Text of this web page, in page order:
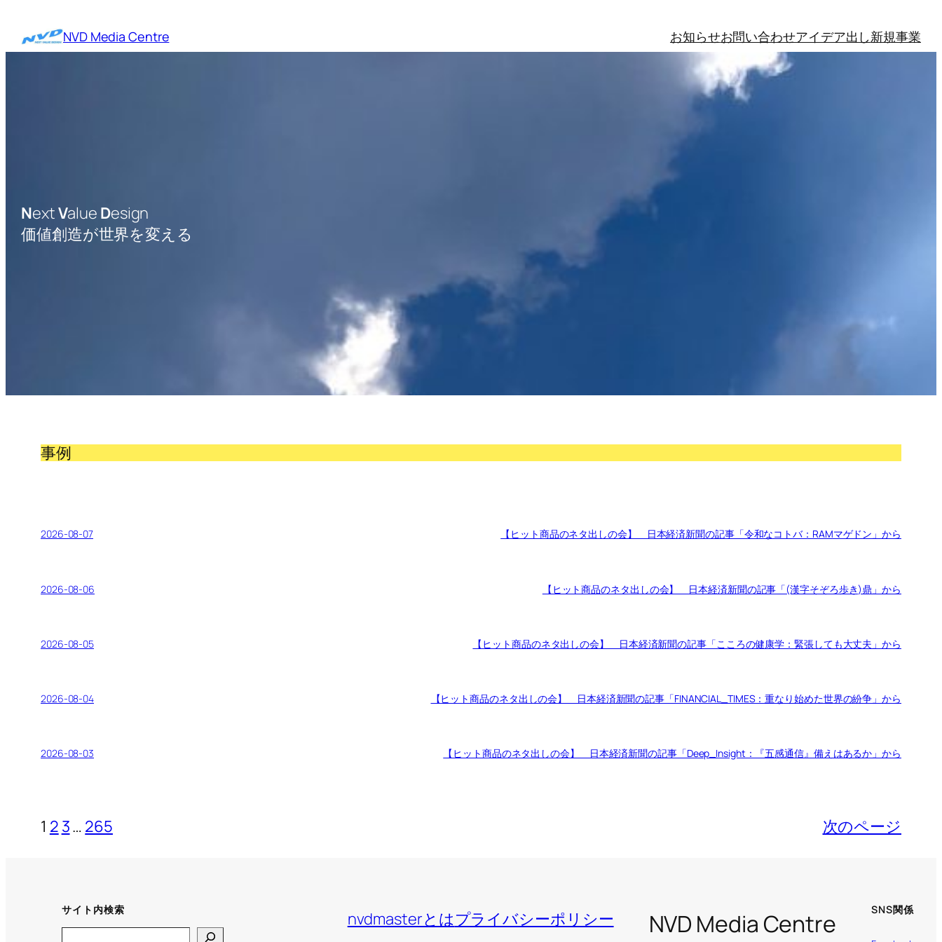
を
NVD Media Centre お知らせお問い合わせアイデア出し新規事業
NextValue Design
価値創造が世界を変える
事例
2026-08-07 【ヒット商品のネタ出しの会】 日本経済新聞の記事「令和なコトバ：RAMマゲドン」から
2026-08-06 【ヒット商品のネタ出しの会】 日本経済新聞の記事「(漢字そぞろ歩き)鼎」から
2026-08-05 【ヒット商品のネタ出しの会】 日本経済新聞の記事「こころの健康学：緊張しても大丈夫」から
2026-08-04 【ヒット商品のネタ出しの会】 日本経済新聞の記事「FINANCIAL_TIMES：重なり始めた世界の紛争」から
2026-08-03 【ヒット商品のネタ出しの会】 日本経済新聞の記事「Deep_Insight：『五感通信』備えはあるか」から
1 2 3… 265 次のページ
サイト内検索 nvdmasterとはプライバシーポリシー NVD Media Centre SNS関係